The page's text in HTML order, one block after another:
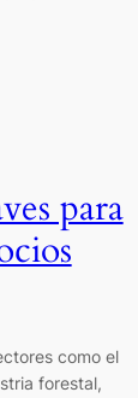
para
como el
forestal,